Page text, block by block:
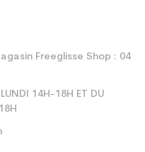
Freeglisse Shop : 04
14H-18H ET DU